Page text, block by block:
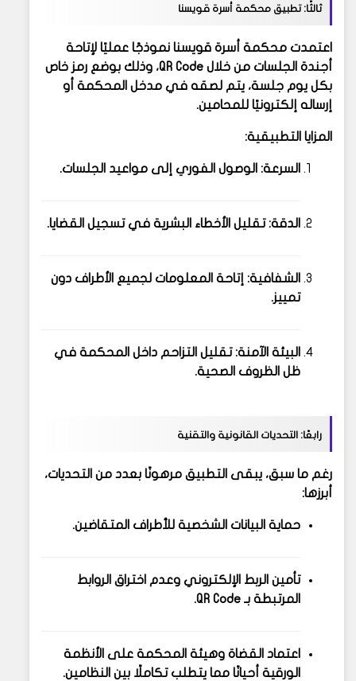
ثالثًا: تطبيق محكمة أسرة قويسنا
اعتمدت محكمة أسرة قويسنا نموذجًا عمليًا لإتاحة
أجندة الجلسات من خلال QR Code، وذلك بوضع رمز خاص
بكل يوم جلسة، يتم لصقه في مدخل المحكمة أو
إرساله إلكترونيًا للمحامين.
المزايا التطبيقية:
السرعة: الوصول الفوري إلى مواعيد الجلسات.
الدقة:تقليل الأخطاء البشرية في تسجيل القضايا.
الشفافية: إتاحة المعلومات لجميع الأطراف دون
تمييز.
البيئة الآمنة:تقليل التزاحم داخل المحكمة في
ظل الظروف الصحية.
رابعًا: التحديات القانونية والتقنية
رغم ما سبق، يبقى التطبيق مرهونًا بعدد من التحديات،
أبرزها:
حماية البيانات الشخصية للأطراف المتقاضين.
تأمين الربط الإلكتروني وعدم اختراق الروابط
المرتبطة بـ QR Code.
اعتماد القضاة وهيئة المحكمة على الأنظمة
الورقية أحيانًا مما يتطلب تكاملًا بين النظامين.